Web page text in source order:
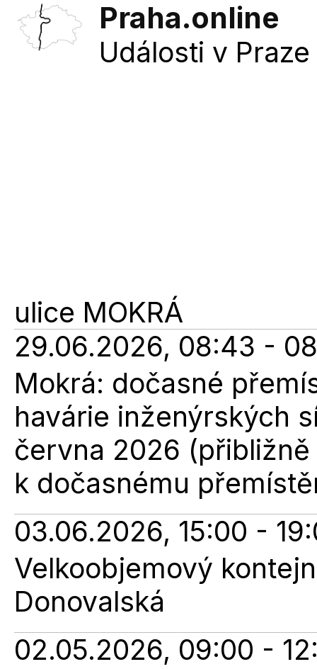
Praha.online
Události v
ulice MOKRÁ
29.06.2026, 08:43 -
Mokrá: dočasné
havárie inženýrských
června 2026
k dočasnému
03.06.2026, 15:00 -
Velkoobjemový
Donovalská
02.05.2026, 09:00 -